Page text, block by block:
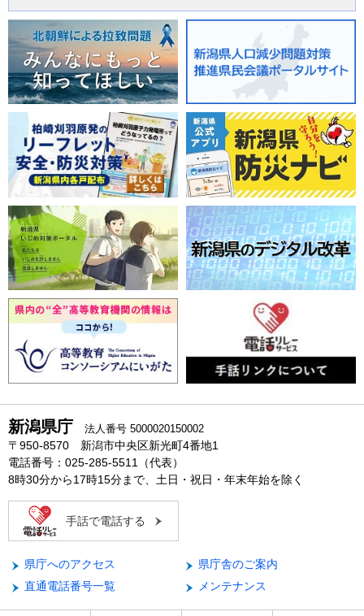
新潟県庁 法人番号 5000020150002
〒950-8570 新潟市中央区新光町4番地1
電話番号：025-285-5511（代表）
8時30分から17時15分まで、土日・祝日・年末年始を除く
手話で電話する
県庁へのアクセス
県庁舎のご案内
直通電話番号一覧
メンテナンス